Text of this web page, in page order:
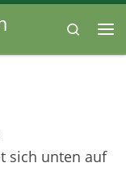
Search
sich unten auf